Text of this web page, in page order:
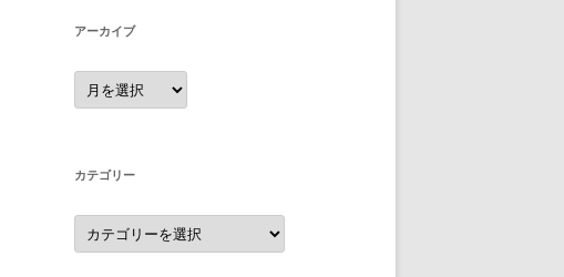
アーカイブ
ア
ー
カ
カテゴリー
カ
テ
ゴ